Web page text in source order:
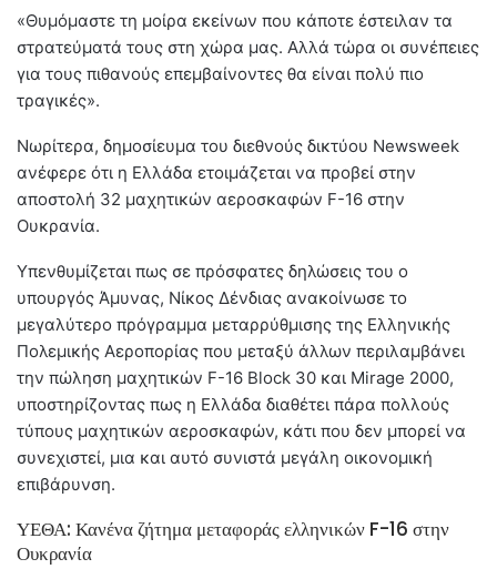
«Θυμόμαστε τη μοίρα εκείνων που κάποτε έστειλαν τα
στρατεύματά τους στη χώρα μας. Αλλά τώρα οι συνέπειες
για τους πιθανούς επεμβαίνοντες θα είναι πολύ πιο
τραγικές».
Νωρίτερα, δημοσίευμα του διεθνούς δικτύου Newsweek
ανέφερε ότι η Ελλάδα ετοιμάζεται να προβεί στην
αποστολή 32 μαχητικών αεροσκαφών F-16 στην
Ουκρανία.
Υπενθυμίζεται πως σε πρόσφατες δηλώσεις του ο
υπουργός Άμυνας, Νίκος Δένδιας ανακοίνωσε το
μεγαλύτερο πρόγραμμα μεταρρύθμισης της Ελληνικής
Πολεμικής Αεροπορίας που μεταξύ άλλων περιλαμβάνει
την πώληση μαχητικών F-16 Block 30 και Mirage 2000,
υποστηρίζοντας πως η Ελλάδα διαθέτει πάρα πολλούς
τύπους μαχητικών αεροσκαφών, κάτι που δεν μπορεί να
συνεχιστεί, μια και αυτό συνιστά μεγάλη οικονομική
επιβάρυνση.
ΥΕΘΑ: Κανένα ζήτημα μεταφοράς ελληνικών F-16 στην
Ουκρανία